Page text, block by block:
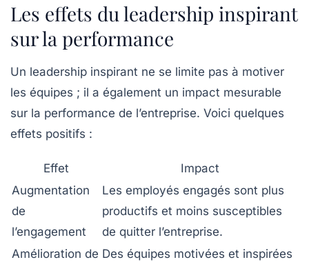
Les effets du leadership inspirant
sur la performance
Un leadership inspirant ne se limite pas à motiver
les équipes ; il a également un impact mesurable
sur la performance de l’entreprise. Voici quelques
effets positifs :
Effet
Impact
Augmentation
de
l’engagement
Les employés engagés sont plus
productifs et moins susceptibles
de quitter l’entreprise.
Amélioration de Des équipes motivées et inspirées